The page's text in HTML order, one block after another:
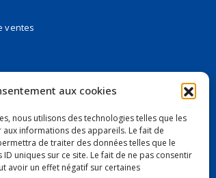
aux cookies
nous utilisons des technologies telles que les
informations des appareils. Le fait de
de traiter des données telles que le
uniques sur ce site. Le fait de ne pas consentir
avoir un effet négatif sur certaines
sans soucis